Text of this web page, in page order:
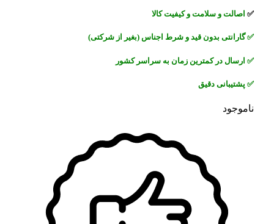
✅ اصالت و سلامت و کیفیت کالا
✅گارانتی بدون قید و شرط اجناس (بغیر از شرکتی)
✅ ارسال در کمترین زمان به سراسر کشور
✅ پشتیبانی دقیق
ناموجود